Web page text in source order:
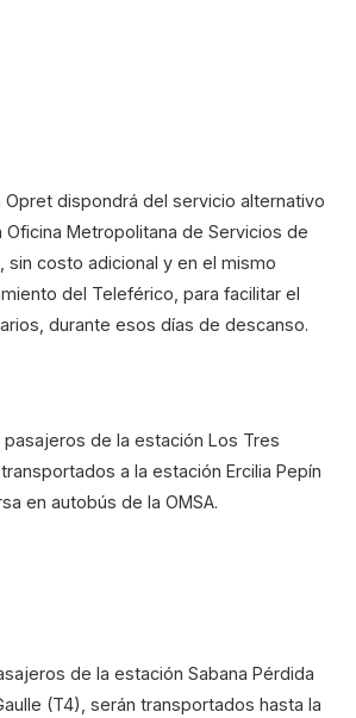
Opret dispondrá del servicio alternativo
Metropolitana de Servicios de
sin costo adicional y en el mismo
del Teleférico, para facilitar el
durante esos días de descanso.
de la estación Los Tres
a la estación Ercilia Pepín
en autobús de la OMSA.
de la estación Sabana Pérdida
(T4), serán transportados hasta la